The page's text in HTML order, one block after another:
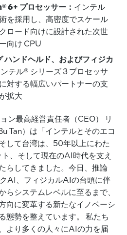
6+ プロセッサー： インテル
を採用し、高密度でスケール
ロード向けに設計された次世
向け CPU
ハンドヘルド、およびフィジカ
テル® シリーズ 3 プロセッサ
対する幅広いパートナーの支
拡大
ン最高経営責任者（CEO） リ
Tan）は「インテルとそのエコ
して台湾は、50年以上にわた
、そして現在のAI時代を支え
らしてきました。今日、推論
AI、フィジカルAIの台頭に伴
らシステムレベルに至るまで、
向に変革する新たなイノベーシ
態勢を整えています。 私たち
より多くの人々にAIの力を届